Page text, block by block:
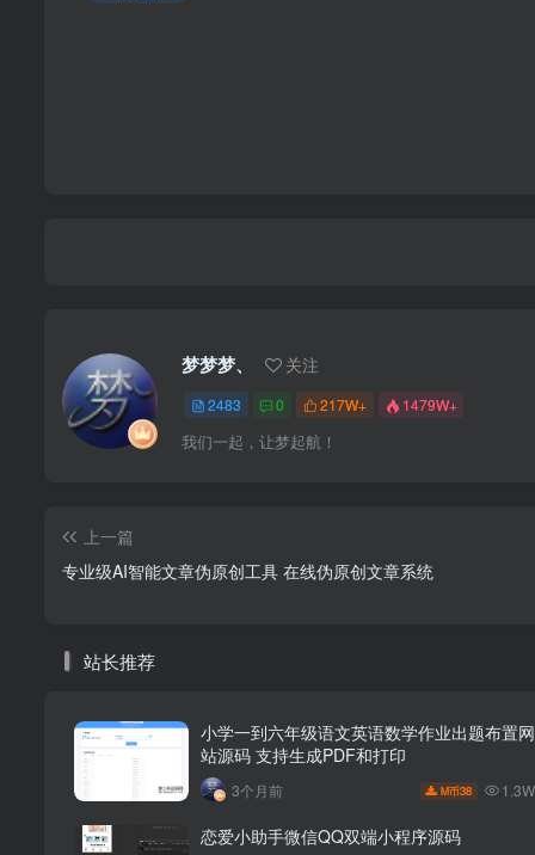
梦梦梦、 关注
2483 0 217W+ 1479W+
我们一起，让梦起航！
上一篇
专业级AI智能文章伪原创工具 在线伪原创文章系统
站长推荐
小学一到六年级语文英语数学作业出题布置网
站源码 支持生成PDF和打印
3个月前 M币38
恋爱小助手微信QQ双端小程序源码